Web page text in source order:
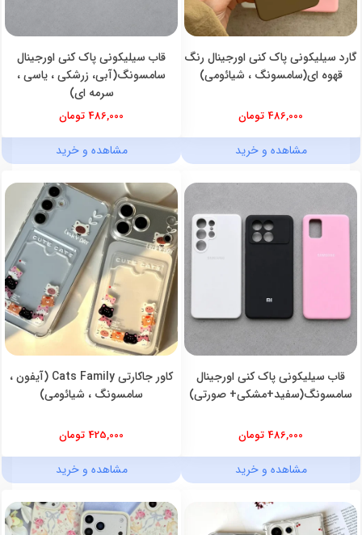
گارد سیلیکونی پاک کنی اورجینال رنگ
قهوه ای(سامسونگ ، شیائومی)
486,000 تومان
مشاهده و خرید
قاب سیلیکونی پاک کنی اورجینال
سامسونگ(آبی، زرشکی ، یاسی ،
سرمه ای)
486,000 تومان
مشاهده و خرید
قاب سیلیکونی پاک کنی اورجینال
سامسونگ(سفید+مشکی+ صورتی)
486,000 تومان
مشاهده و خرید
کاور جاکارتی Cats Family (آیفون ،
سامسونگ ، شیائومی)
425,000 تومان
مشاهده و خرید